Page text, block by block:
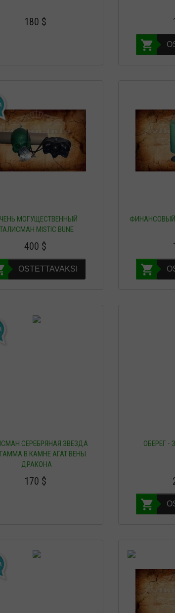
180 $
МОГУЩЕСТВЕННЫЙ
MISTIC BUNE
400 $
OSTETTAVAKSI
ФИНАНСОВЫЙ
СЕРЕБРЯНАЯ ЗВЕЗДА
В КАМНЕ АГАТ ВЕНЫ
ДРАКОНА
170 $
ОБЕРЕГ -